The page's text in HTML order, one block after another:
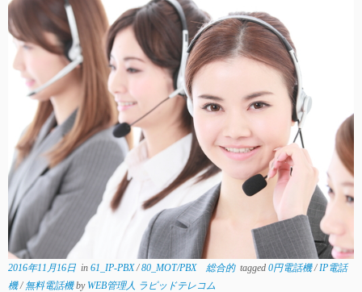
2016年11月16日 in 61_IP-PBX/80_MOT/PBX 総合的 tagged 0円電話機/IP電話
機/ 無料電話機by WEB管理人 ラピッドテレコム